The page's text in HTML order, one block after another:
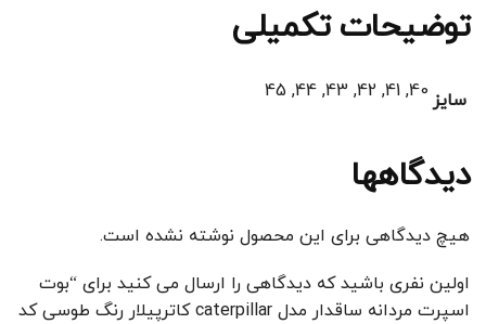
توضیحات تکمیلی
سایز 40, 41, 42, 43, 44, 45
دیدگاهها
هیچ دیدگاهی برای این محصول نوشته نشده است.
اولین نفری باشید که دیدگاهی را ارسال می کنید برای “بوت
اسپرت مردانه ساقدار مدل caterpillar کاترپیلار رنگ طوسی کد